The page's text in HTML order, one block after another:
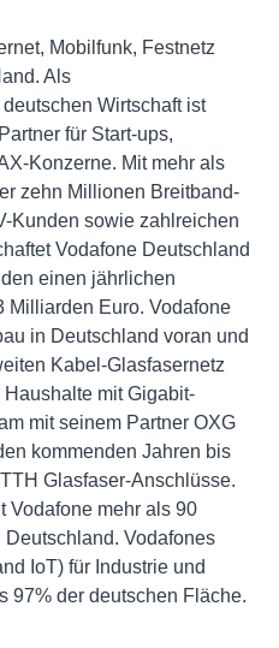
Mobilfunk, Festnetz
Als
Wirtschaft ist
für Start-ups,
Konzerne. Mit mehr als
zehn Millionen Breitband-
Kunden sowie zahlreichen
Vodafone Deutschland
einen jährlichen
Milliarden Euro. Vodafone
in Deutschland voran und
Kabel-Glasfasernetz
mit Gigabit-
mit seinem Partner OXG
kommenden Jahren bis
Glasfaser-Anschlüsse.
Vodafone mehr als 90
Vodafones
IoT) für Industrie und
97% der deutschen Fläche.